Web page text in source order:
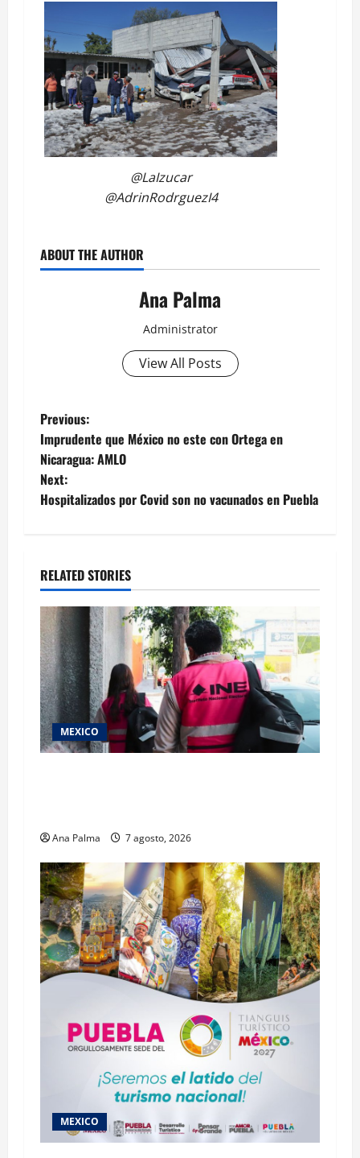
@LaIzucar
@AdrinRodrguezI4
ABOUT THE AUTHOR
Ana Palma
Administrator
View All Posts
Post
navigation
Previous:
Imprudente que México no este con Ortega en
Nicaragua: AMLO
Next:
Hospitalizados por Covid son no vacunados en Puebla
RELATED STORIES
MEXICO
Ana Palma 7 agosto, 2026
MEXICO